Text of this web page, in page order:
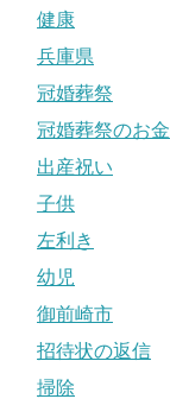
健康
兵庫県
冠婚葬祭
冠婚葬祭のお金
出産祝い
子供
左利き
幼児
御前崎市
招待状の返信
掃除